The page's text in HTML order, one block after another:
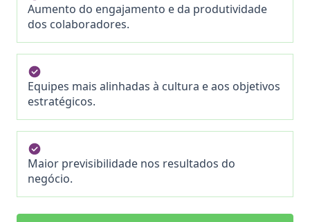
Aumento do engajamento e da produtividade
dos colaboradores.
Equipes mais alinhadas à cultura e aos objetivos
estratégicos.
Maior previsibilidade nos resultados do
negócio.